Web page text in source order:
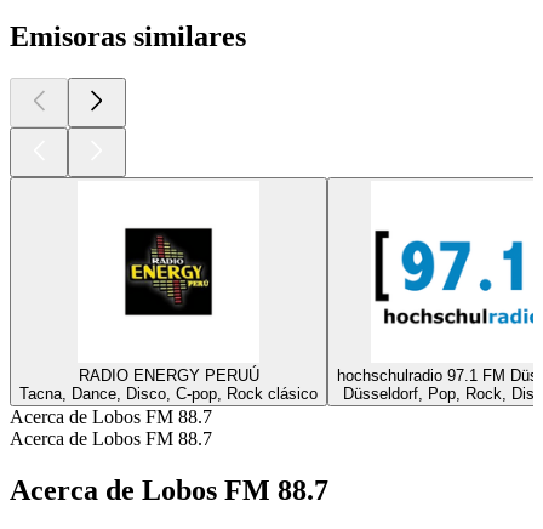
Emisoras similares
RADIO ENERGY PERUÚ
Tacna, Dance, Disco, C-pop, Rock clásico
hochschulradio 97.1 FM
Düsseldorf, Pop, Rock,
Acerca de Lobos FM 88.7
Acerca de Lobos FM 88.7
Acerca de Lobos FM 88.7